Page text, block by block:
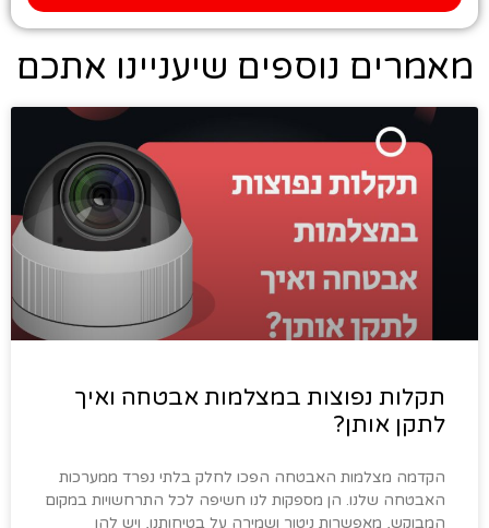
מאמרים נוספים שיעניינו אתכם
תקלות נפוצות במצלמות אבטחה ואיך
לתקן אותן?
הקדמה מצלמות האבטחה הפכו לחלק בלתי נפרד ממערכות
האבטחה שלנו. הן מספקות לנו חשיפה לכל התרחשויות במקום
המבוקש, מאפשרות ניטור ושמירה על בטיחותנו, ויש להן